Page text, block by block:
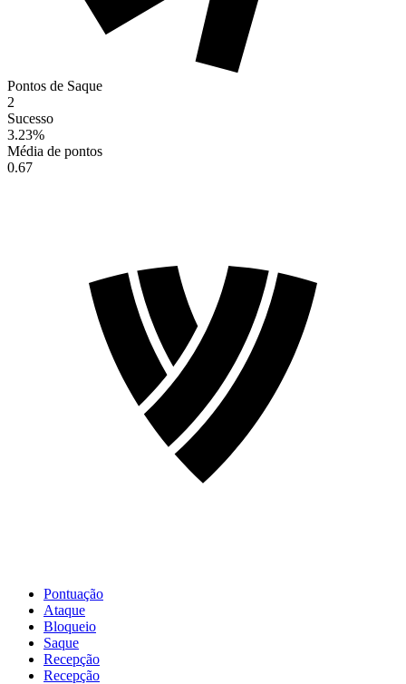
Pontos de Saque
2
Sucesso
3.23%
Média de pontos
0.67
Pontuação
Ataque
Bloqueio
Saque
Recepção
Recepção